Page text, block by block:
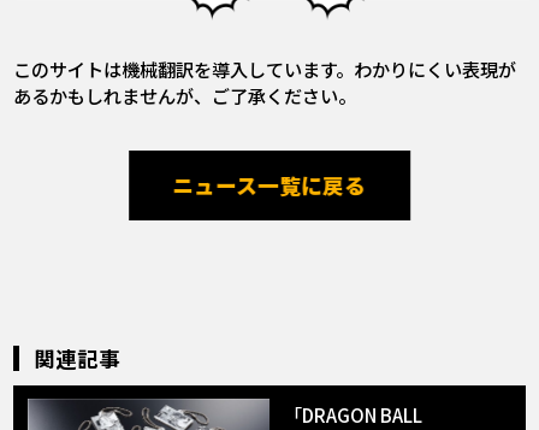
このサイトは機械翻訳を導入しています。わかりにくい表現が
あるかもしれませんが、ご了承ください。
ニュース一覧に戻る
関連記事
「DRAGON BALL